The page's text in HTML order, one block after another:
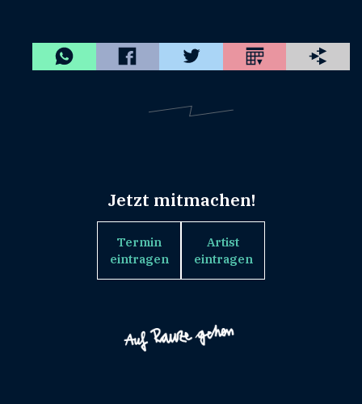
Jetzt mitmachen!
Termin
eintragen
Artist
eintragen